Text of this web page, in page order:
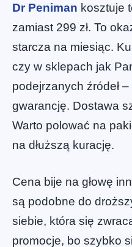
Dr Peniman kosztuje
zamiast 299 zł. To
starcza na miesiąc.
czy w sklepach jak
podejrzanych źródeł
gwarancję. Dostawa
Warto polować na
na dłuższą kurację.
Cena bije na głowę
są podobne do
siebie, która się
promocje, bo szybko